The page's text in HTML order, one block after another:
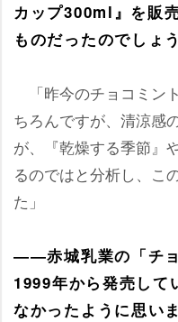
カップ300ml』を販
ものだったのでしょう
「昨今のチョコミン
ちろんですが、清涼感
が、『乾燥する季節』
るのではと分析し、こ
た」
――赤城乳業の「チ
1999年から発売して
なかったように思い